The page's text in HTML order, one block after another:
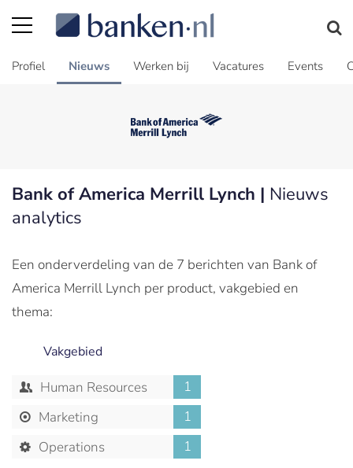
Profiel Nieuws Werken bij Vacatures Events
Bank of America Merrill Lynch | Nieuws
analytics
Een onderverdeling van de 7 berichten van Bank of
America Merrill Lynch per product, vakgebied en
thema:
Vakgebied
Human Resources
1
Marketing
1
Operations
1